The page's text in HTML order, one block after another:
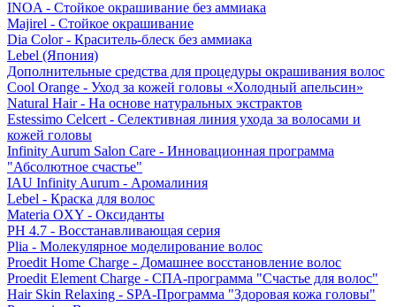
INOA - Стойкое окрашивание без аммиака
Majirel - Стойкое окрашивание
Dia Color - Краситель-блеск без аммиака
Lebel (Япония)
Дополнительные средства для процедуры окрашивания волос
Cool Orange - Уход за кожей головы «Холодный апельсин»
Natural Hair - На основе натуральных экстрактов
Estessimo Celcert - Селективная линия ухода за волосами и
кожей головы
Infinity Aurum Salon Care - Инновационная программа
"Абсолютное счастье"
IAU Infinity Aurum - Аромалиния
Lebel - Краска для волос
Materia OXY - Оксиданты
PH 4.7 - Восстанавливающая серия
Plia - Молекулярное моделирование волос
Proedit Home Charge - Домашнее восстановление волос
Proedit Element Charge - СПА-программа "Счастье для волос"
Hair Skin Relaxing - SPA-Программа "Здоровая кожа головы"